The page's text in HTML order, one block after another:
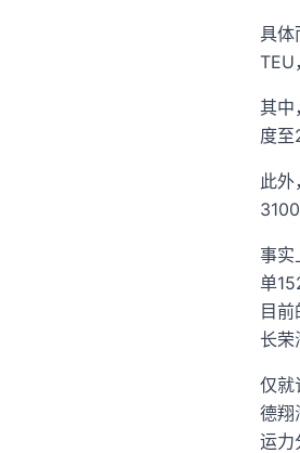
具体
TEU
其中
度至
此
事实
单
目
长荣
仅就
德翔
运力